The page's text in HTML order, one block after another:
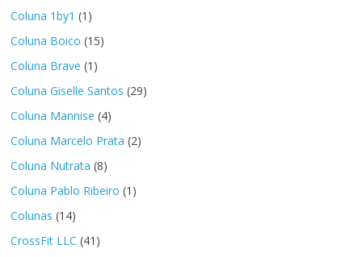
Coluna 1by1 (1)
Coluna Boico (15)
Coluna Brave (1)
Coluna Giselle Santos (29)
Coluna Mannise (4)
Coluna Marcelo Prata (2)
Coluna Nutrata (8)
Coluna Pablo Ribeiro (1)
Colunas (14)
CrossFit LLC (41)